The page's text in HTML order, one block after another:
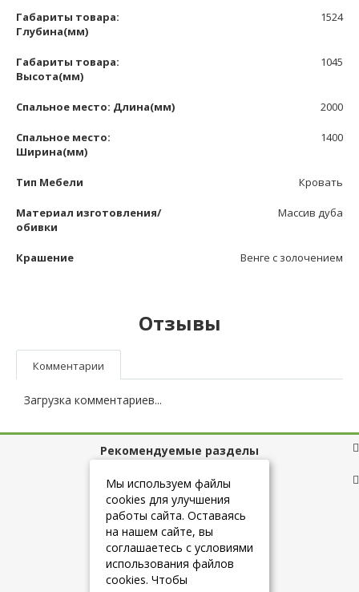
Габариты товара:
Глубина(мм)
1524
Габариты товара:
Высота(мм)
1045
Спальное место: Длина(мм) 2000
Спальное место:
Ширина(мм)
1400
Тип Мебели Кровать
Материал изготовления/
обивки
Массив дуба
Крашение Венге с золочением
Отзывы
Комментарии
Загрузка комментариев...
Рекомендуемые разделы
Полезные ссылки
+7 (925) 084-10-60
Мы используем файлы
cookies для улучшения
работы сайта. Оставаясь
на нашем сайте, вы
соглашаетесь с условиями
использования файлов
cookies. Чтобы